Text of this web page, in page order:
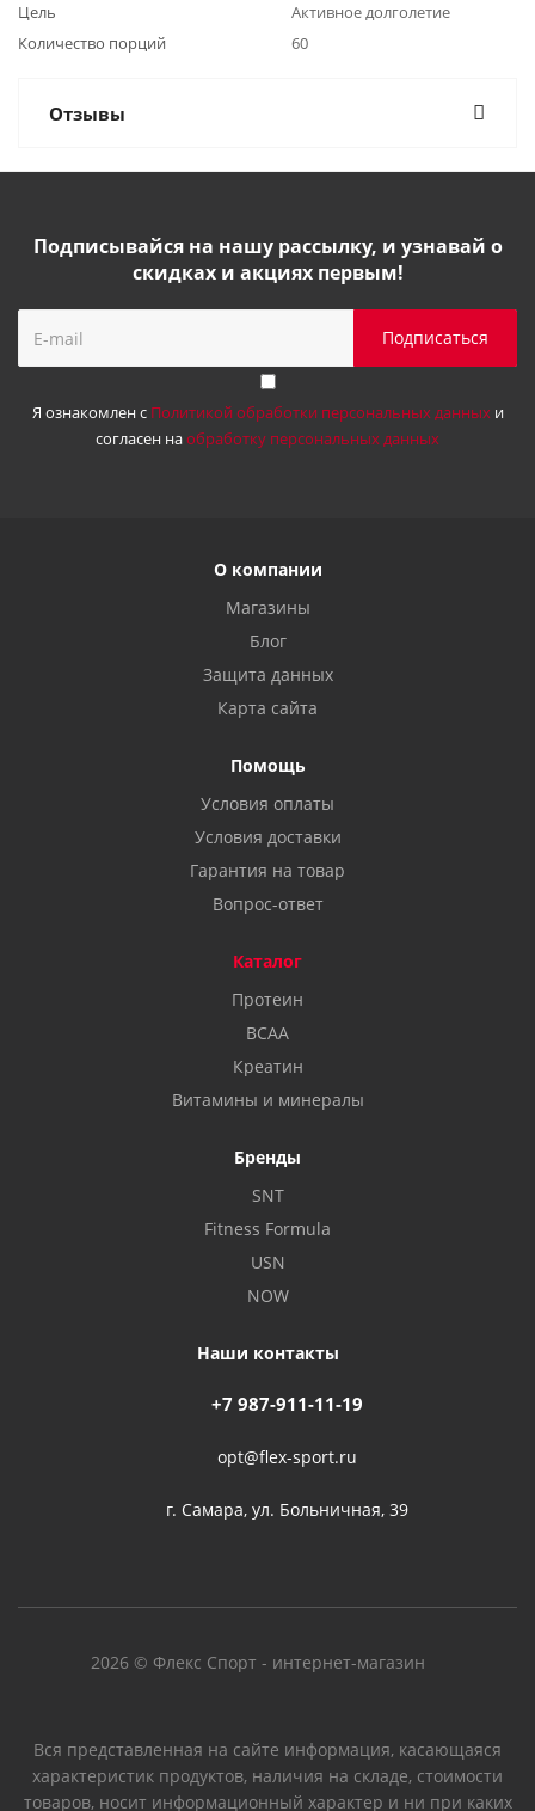
Цель
Активное долголетие
Количество порций
60
Отзывы
Подписывайся на нашу рассылку, и узнавай о
скидках и акциях первым!
Я ознакомлен с Политикой обработки персональных данныхи
согласен наобработку персональных данных
О компании
Магазины
Блог
Защита данных
Карта сайта
Помощь
Условия оплаты
Условия доставки
Гарантия на товар
Вопрос-ответ
Каталог
Протеин
BCAA
Креатин
Витамины и минералы
Бренды
SNT
Fitness Formula
USN
NOW
Наши контакты
+7 987-911-11-19
opt@flex-sport.ru
г. Самара, ул. Больничная, 39
2026 © Флекс Спорт - интернет-магазин
Вся представленная на сайте информация, касающаяся
характеристик продуктов, наличия на складе, стоимости
товаров, носит информационный характер и ни при каких